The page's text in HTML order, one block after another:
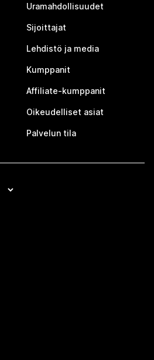
Uramahdollisuudet
Sijoittajat
Lehdistö ja media
Kumppanit
Affiliate-kumppanit
Oikeudelliset asiat
Palvelun tila